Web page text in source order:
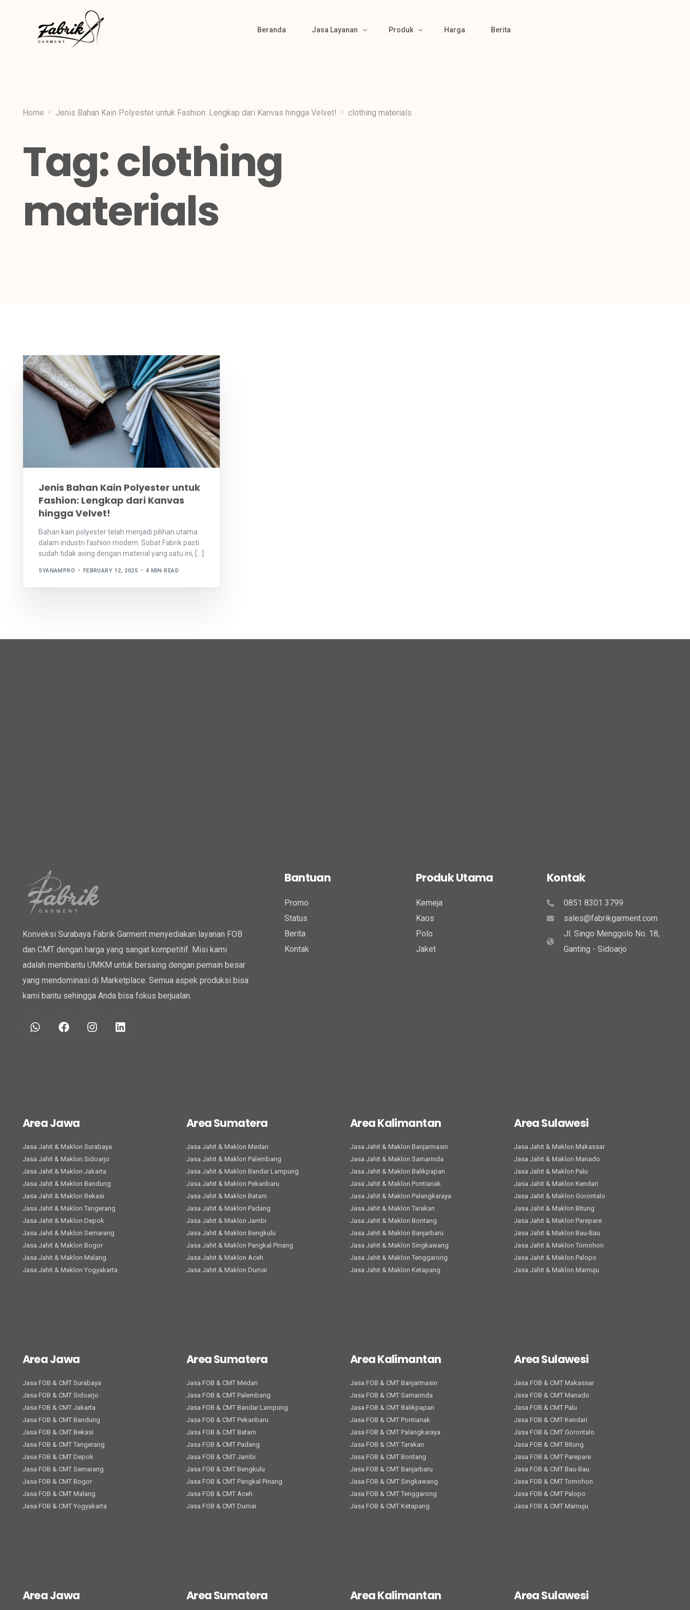
Beranda Jasa Layanan
Material Sourcing
Produk
Produk Kaos
Harga Berita
Home Jenis Bahan Kain Polyester untuk Fashion: Lengkap dari Kanvas hingga Velvet! clothing materials
Tag:clothing
materials
Jenis Bahan Kain Polyester untuk
Fashion: Lengkap dari Kanvas
hingga Velvet!
Bahan kain polyester telah menjadi pilihan utama
dalam industri fashion modern. Sobat Fabrik pasti
sudah tidak asing dengan material yang satu ini, […]
SYANAMPRO FEBRUARY 12, 2025 4 MIN READ
Konveksi Surabaya Fabrik Garment menyediakan layanan FOB
dan CMT dengan harga yang sangat kompetitif. Misi kami
adalah membantu UMKM untuk bersaing dengan pemain besar
yang mendominasi di Marketplace. Semua aspek produksi bisa
kami bantu sehingga Anda bisa fokus berjualan.
Bantuan
Promo
Status
Berita
Kontak
Produk Utama
Kemeja
Kaos
Polo
Jaket
Kontak
0851 8301 3799
sales@fabrikgarment.com
Jl. Singo Menggolo No. 18,
Ganting - Sidoarjo
Area Jawa
Jasa Jahit & Maklon Surabaya
Jasa Jahit & Maklon Sidoarjo
Jasa Jahit & Maklon Jakarta
Jasa Jahit & Maklon Bandung
Jasa Jahit & Maklon Bekasi
Jasa Jahit & Maklon Tangerang
Jasa Jahit & Maklon Depok
Jasa Jahit & Maklon Semarang
Jasa Jahit & Maklon Bogor
Jasa Jahit & Maklon Malang
Jasa Jahit & Maklon Yogyakarta
Area Sumatera
Jasa Jahit & Maklon Medan
Jasa Jahit & Maklon Palembang
Jasa Jahit & Maklon Bandar Lampung
Jasa Jahit & Maklon Pekanbaru
Jasa Jahit & Maklon Batam
Jasa Jahit & Maklon Padang
Jasa Jahit & Maklon Jambi
Jasa Jahit & Maklon Bengkulu
Jasa Jahit & Maklon Pangkal Pinang
Jasa Jahit & Maklon Aceh
Jasa Jahit & Maklon Dumai
Area Kalimantan
Jasa Jahit & Maklon Banjarmasin
Jasa Jahit & Maklon Samarinda
Jasa Jahit & Maklon Balikpapan
Jasa Jahit & Maklon Pontianak
Jasa Jahit & Maklon Palangkaraya
Jasa Jahit & Maklon Tarakan
Jasa Jahit & Maklon Bontang
Jasa Jahit & Maklon Banjarbaru
Jasa Jahit & Maklon Singkawang
Jasa Jahit & Maklon Tenggarong
Jasa Jahit & Maklon Ketapang
Area Sulawesi
Jasa Jahit & Maklon Makassar
Jasa Jahit & Maklon Manado
Jasa Jahit & Maklon Palu
Jasa Jahit & Maklon Kendari
Jasa Jahit & Maklon Gorontalo
Jasa Jahit & Maklon Bitung
Jasa Jahit & Maklon Parepare
Jasa Jahit & Maklon Bau-Bau
Jasa Jahit & Maklon Tomohon
Jasa Jahit & Maklon Palopo
Jasa Jahit & Maklon Mamuju
Area Jawa
Jasa FOB & CMT Surabaya
Jasa FOB & CMT Sidoarjo
Jasa FOB & CMT Jakarta
Jasa FOB & CMT Bandung
Jasa FOB & CMT Bekasi
Jasa FOB & CMT Tangerang
Jasa FOB & CMT Depok
Jasa FOB & CMT Semarang
Jasa FOB & CMT Bogor
Jasa FOB & CMT Malang
Jasa FOB & CMT Yogyakarta
Area Sumatera
Jasa FOB & CMT Medan
Jasa FOB & CMT Palembang
Jasa FOB & CMT Bandar Lampung
Jasa FOB & CMT Pekanbaru
Jasa FOB & CMT Batam
Jasa FOB & CMT Padang
Jasa FOB & CMT Jambi
Jasa FOB & CMT Bengkulu
Jasa FOB & CMT Pangkal Pinang
Jasa FOB & CMT Aceh
Jasa FOB & CMT Dumai
Area Kalimantan
Jasa FOB & CMT Banjarmasin
Jasa FOB & CMT Samarinda
Jasa FOB & CMT Balikpapan
Jasa FOB & CMT Pontianak
Jasa FOB & CMT Palangkaraya
Jasa FOB & CMT Tarakan
Jasa FOB & CMT Bontang
Jasa FOB & CMT Banjarbaru
Jasa FOB & CMT Singkawang
Jasa FOB & CMT Tenggarong
Jasa FOB & CMT Ketapang
Area Sulawesi
Jasa FOB & CMT Makassar
Jasa FOB & CMT Manado
Jasa FOB & CMT Palu
Jasa FOB & CMT Kendari
Jasa FOB & CMT Gorontalo
Jasa FOB & CMT Bitung
Jasa FOB & CMT Parepare
Jasa FOB & CMT Bau-Bau
Jasa FOB & CMT Tomohon
Jasa FOB & CMT Palopo
Jasa FOB & CMT Mamuju
Area Jawa Area Sumatera Area Kalimantan Area Sulawesi